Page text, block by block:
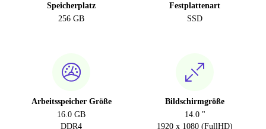
Speicherplatz
256 GB
Festplattenart
SSD
Arbeitsspeicher Größe
16.0 GB
DDR4
Bildschirmgröße
14.0 "
1920 x 1080 (FullHD)